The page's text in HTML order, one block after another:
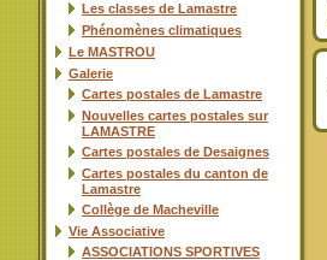
Les classes de Lamastre
Phénomènes climatiques
Le MASTROU
Galerie
Cartes postales de Lamastre
Nouvelles cartes postales sur
LAMASTRE
Cartes postales de Desaignes
Cartes postales du canton de
Lamastre
Collège de Macheville
Vie Associative
ASSOCIATIONS SPORTIVES